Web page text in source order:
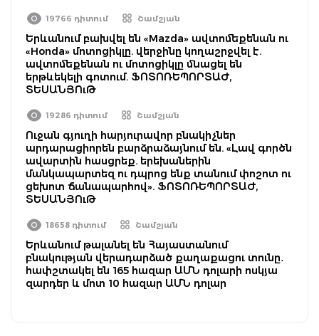
19766 դիտում Շամշյան
Երևանում բախվել են «Mazda» ավտոմեքենան ու
«Honda» մոտոցիկլը. վերջինը կողաշրջվել է.
ավտոմեքենան ու մոտոցիկլը մնացել են
երթևեկելի գոտում. ՖՈՏՈՌԵՊՈՐՏԱԺ,
ՏԵՍԱՆՅՈւԹ
19286 դիտում Շամշյան
Ուջան գյուղի հարյուրավոր բնակիչներ
արդարացիորեն բարձրաձայնում են. «Լավ գործն
ավարտին հասցրեք. երեխաներին
մանկապարտեզ ու դպրոց ենք տանում փոշոտ ու
ցեխոտ ճանապարհով». ՖՈՏՈՌԵՊՈՐՏԱԺ,
ՏԵՍԱՆՅՈւԹ
18658 դիտում Շամշյան
Երևանում թալանել են Հայաստանում
բնակության վերադարձած քաղաքացու տունը․
հափշտակել են 165 հազար ԱՄՆ դոլարի ոսկյա
զարդեր և մոտ 10 հազար ԱՄՆ դոլար